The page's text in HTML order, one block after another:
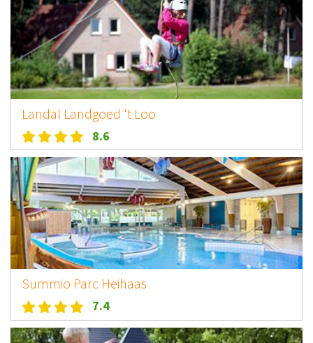
Landal Landgoed 't Loo
8.6
Summio Parc Heihaas
7.4